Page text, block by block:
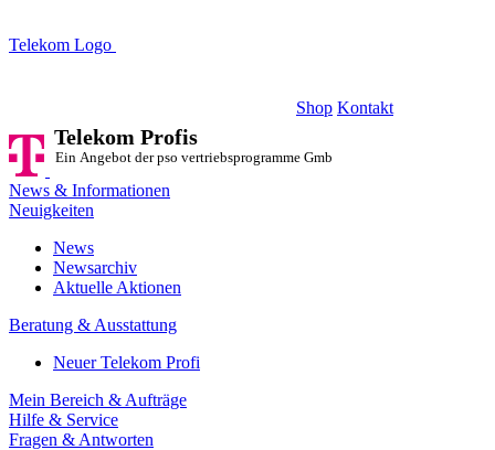
Telekom Logo
Shop Kontakt
Telekom Profis
Ein Angebot der pso vertriebsprogramme GmbH
News & Informationen
Neuigkeiten
News
Newsarchiv
Aktuelle Aktionen
Beratung & Ausstattung
Neuer Telekom Profi
Mein Bereich & Aufträge
Hilfe & Service
Fragen & Antworten